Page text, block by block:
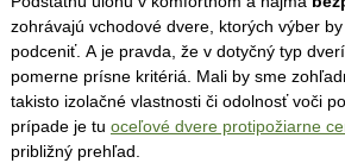
zohrávajú vchodové dvere, ktorých výber
podceniť. A je pravda, že v dotyčný typ
pomerne prísne kritériá. Mali by sme
takisto izolačné vlastnosti či odolnosť voči
prípade je tu oceľové dvere protipožiarne
približný prehľad.